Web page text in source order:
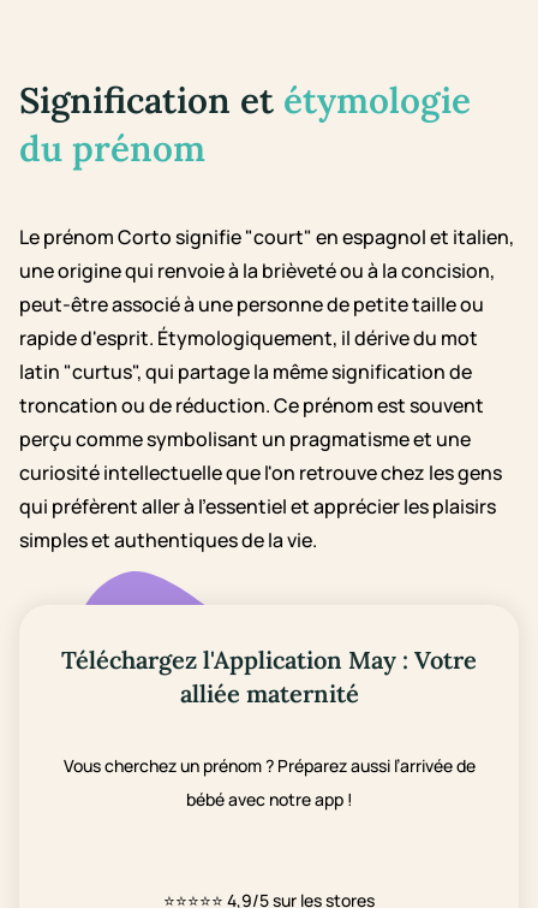
Signification et étymologie
du prénom
Le prénom Corto signifie "court" en espagnol et italien,
une origine qui renvoie à la brièveté ou à la concision,
peut-être associé à une personne de petite taille ou
rapide d'esprit. Étymologiquement, il dérive du mot
latin "curtus", qui partage la même signification de
troncation ou de réduction. Ce prénom est souvent
perçu comme symbolisant un pragmatisme et une
curiosité intellectuelle que l'on retrouve chez les gens
qui préfèrent aller à l'essentiel et apprécier les plaisirs
simples et authentiques de la vie.
Téléchargez l'Application May : Votre
alliée maternité
Vous cherchez un prénom ? Préparez aussi l’arrivée de
bébé avec notre app !
⭐⭐⭐⭐⭐ 4,9/5 sur les stores